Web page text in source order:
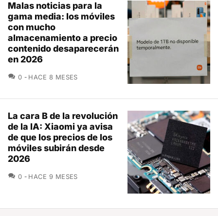
Malas noticias para la
gama media: los móviles
con mucho
almacenamiento a precio
contenido desaparecerán
en 2026
0 COMENTARIOS
HACE 8 MESES
La cara B de la revolución
de la IA: Xiaomi ya avisa
de que los precios de los
móviles subirán desde
2026
0 COMENTARIOS
HACE 9 MESES